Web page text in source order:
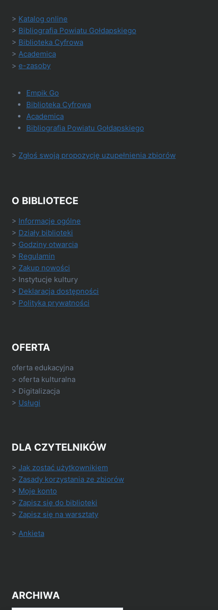
> Katalog online
> Bibliografia Powiatu Gołdapskiego
> Biblioteka Cyfrowa
> Academica
> e-zasoby
Empik Go
Biblioteka Cyfrowa
Academica
Bibliografia Powiatu Gołdapskiego
> Zgłoś swoją propozycję uzupełnienia zbiorów
O BIBLIOTECE
> Informacje ogólne
> Działy biblioteki
> Godziny otwarcia
> Regulamin
> Zakup nowości
> Instytucje kultury
> Deklaracja dostępności
> Polityka prywatności
OFERTA
oferta edukacyjna
> oferta kulturalna
> Digitalizacja
> Usługi
DLA CZYTELNIKÓW
> Jak zostać użytkownikiem
> Zasady korzystania ze zbiorów
> Moje konto
> Zapisz się do biblioteki
> Zapisz się na warsztaty
> Ankieta
ARCHIWA